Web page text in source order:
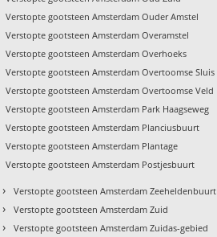
Verstopte gootsteen Amsterdam Ouder Amstel
Verstopte gootsteen Amsterdam Overamstel
Verstopte gootsteen Amsterdam Overhoeks
Verstopte gootsteen Amsterdam Overtoomse Sluis
Verstopte gootsteen Amsterdam Overtoomse Veld
Verstopte gootsteen Amsterdam Park Haagseweg
Verstopte gootsteen Amsterdam Planciusbuurt
Verstopte gootsteen Amsterdam Plantage
Verstopte gootsteen Amsterdam Postjesbuurt
› Verstopte gootsteen Amsterdam Zeeheldenbuurt
› Verstopte gootsteen Amsterdam Zuid
› Verstopte gootsteen Amsterdam Zuidas-gebied